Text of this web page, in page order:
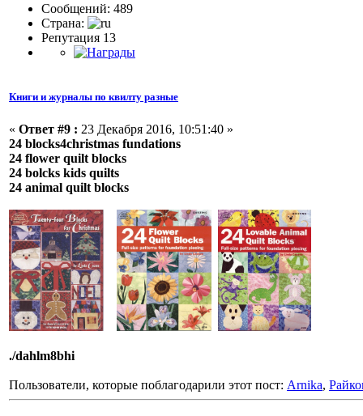
Сообщений: 489
Страна:
Репутация 13
Книги и журналы по квилту разные
« Ответ #9 : 23 Декабря 2016, 10:51:40 »
24 blocks4christmas fundations
24 flower quilt blocks
24 bolcks kids quilts
24 animal quilt blocks
./dahlm8bhi
Пользователи, которые поблагодарили этот пост: Arnika,